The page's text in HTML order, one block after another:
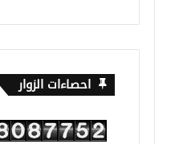
احصاءات الزوار